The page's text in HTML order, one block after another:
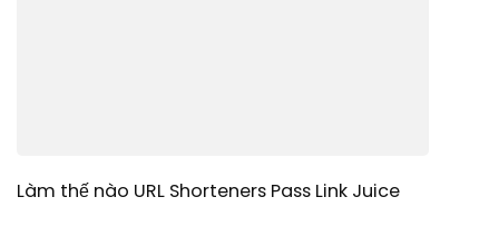
Làm thế nào URL Shorteners Pass Link Juice